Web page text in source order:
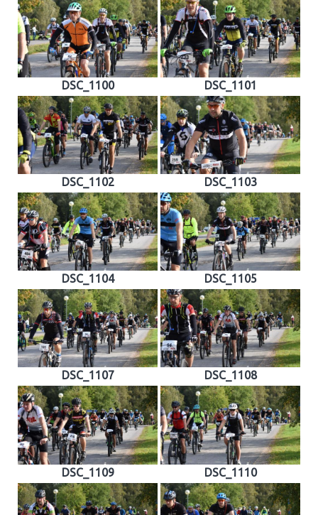
DSC_1100 DSC_1101
DSC_1102 DSC_1103
DSC_1104 DSC_1105
DSC_1107 DSC_1108
DSC_1109 DSC_1110